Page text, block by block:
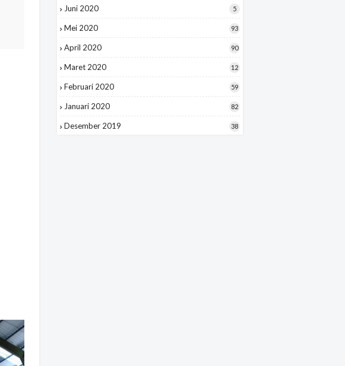
Juni 2020 5
Mei 2020 93
April 2020 90
Maret 2020 12
Februari 2020 59
Januari 2020 82
Desember 2019 38